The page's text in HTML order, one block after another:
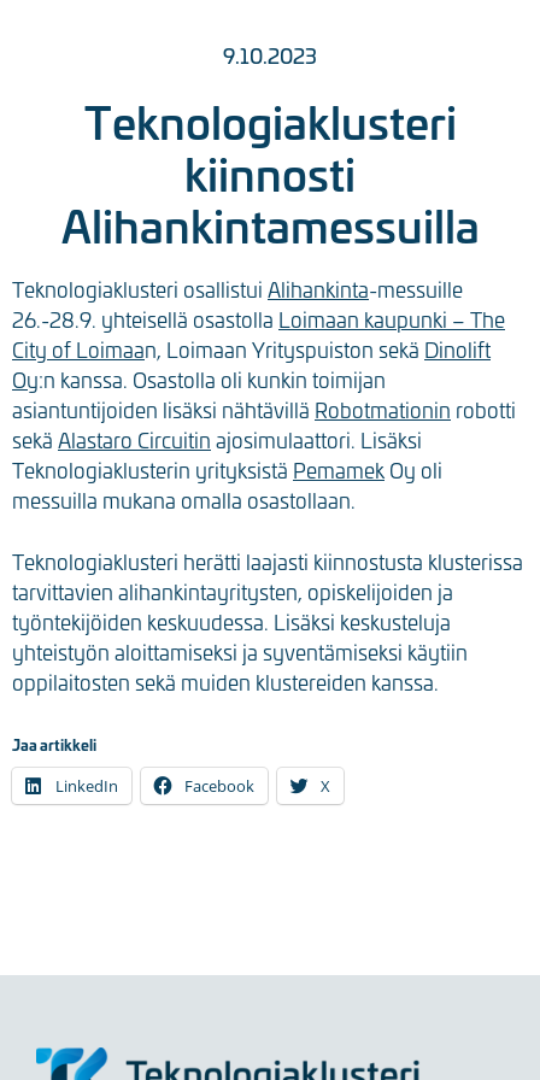
9.10.2023
Teknologiaklusteri
kiinnosti
Alihankintamessuilla
Teknologiaklusteri osallistui Alihankinta-messuille
26.-28.9. yhteisellä osastolla Loimaan kaupunki – The
City of Loimaan, Loimaan Yrityspuiston sekä Dinolift
Oy:n kanssa. Osastolla oli kunkin toimijan
asiantuntijoiden lisäksi nähtävillä Robotmationin robotti
sekä Alastaro Circuitin ajosimulaattori. Lisäksi
Teknologiaklusterin yrityksistä Pemamek Oy oli
messuilla mukana omalla osastollaan.
Teknologiaklusteri herätti laajasti kiinnostusta klusterissa
tarvittavien alihankintayritysten, opiskelijoiden ja
työntekijöiden keskuudessa. Lisäksi keskusteluja
yhteistyön aloittamiseksi ja syventämiseksi käytiin
oppilaitosten sekä muiden klustereiden kanssa.
Jaa artikkeli
LinkedIn Facebook X